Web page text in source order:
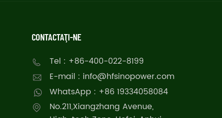
CONTACTAŢI-NE
Tel : +86-400-022-8199
E-mail : info@hfsinopower.com
WhatsApp : +86 19334058084
No.211,Xiangzhang Avenue,